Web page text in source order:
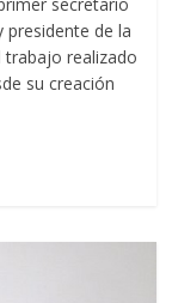
presidente de la
trabajo realizado
su creación